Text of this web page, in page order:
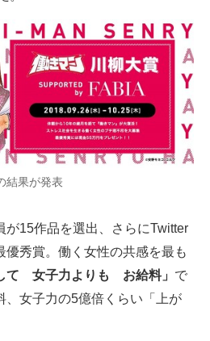
ィ
ト
結果が発表
15作品を選出、さらにTwitter
優秀賞。働く女性の共感を最も
て 女子力よりも お給料」 で
、女子力の5億倍くらい「上が